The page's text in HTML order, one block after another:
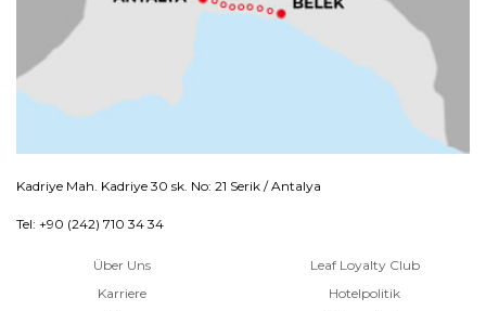
Kadriye Mah. Kadriye 30 sk. No: 21 Serik / Antalya
Tel: +90 (242) 710 34 34
Über Uns
Karriere
Leaf Loyalty Club
Hotelpolitik